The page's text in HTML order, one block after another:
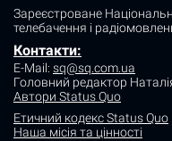
Зареєстроване
телебачення і
Контакти:
E-Mail: sq@sq.com.ua
Головний редактор
Автори Status Quo
Етичний кодекс Status Quo
Наша місія та цінності